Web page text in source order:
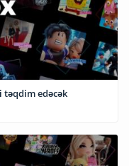
təqdim edəcək